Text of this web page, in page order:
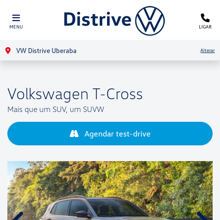
MENU LIGAR
VW Distrive Uberaba Alterar
Volkswagen T-Cross
Mais que um SUV, um SUVW
Agendar test-drive